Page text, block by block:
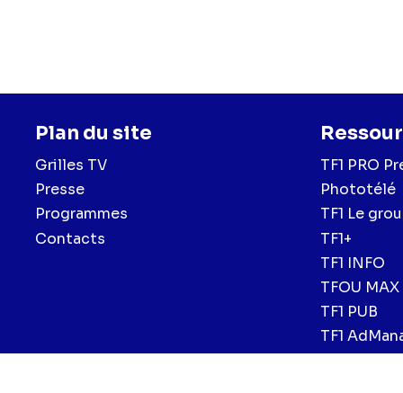
Plan du site
Grilles TV
Presse
Programmes
Contacts
TF1 PRO
Phototélé
TF1 Le
TF1+
TF1 INFO
TFOU MAX
TF1 PUB
TF1